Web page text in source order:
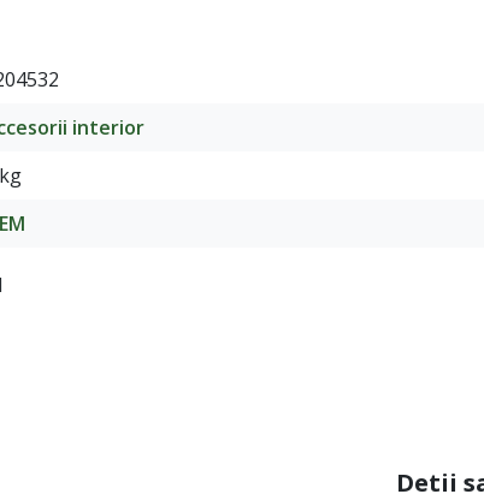
interior
Detii